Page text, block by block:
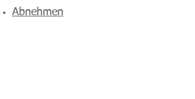
Abnehmen